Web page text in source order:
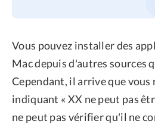
Vous pouvez installer des
Mac depuis d'autres sources
Cependant, il arrive que vous
indiquant « XX ne peut pas
ne peut pas vérifier qu'il ne